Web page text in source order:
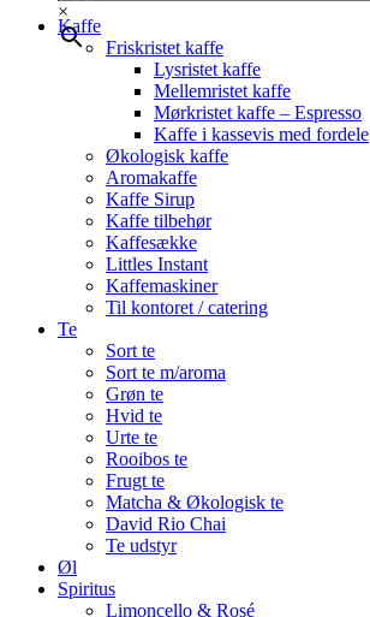
×
Kaffe
Friskristet kaffe
Lysristet kaffe
Mellemristet kaffe
Mørkristet kaffe – Espresso
Kaffe i kassevis med fordele
Økologisk kaffe
Aromakaffe
Kaffe Sirup
Kaffe tilbehør
Kaffesække
Littles Instant
Kaffemaskiner
Til kontoret / catering
Te
Sort te
Sort te m/aroma
Grøn te
Hvid te
Urte te
Rooibos te
Frugt te
Matcha & Økologisk te
David Rio Chai
Te udstyr
Øl
Spiritus
Limoncello & Rosé